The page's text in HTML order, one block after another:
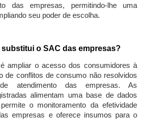
das empresas, permitindo-lhe uma
seu poder de escolha.
o SAC das empresas?
ampliar o acesso dos consumidores à
de conflitos de consumo não resolvidos
atendimento das empresas. As
alimentam uma base de dados
o monitoramento da efetividade
empresas e oferece insumos para o